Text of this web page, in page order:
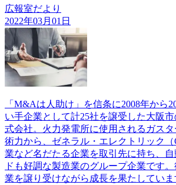
広報室だより
2022年03月01日
「M&Aは人助け」を信条に2008年から
い手企業として計25社を譲受した大阪
式会社。火力発電所に使用されるガス
術力から、ゼネラル・エレクトリック
業など名だたる企業を取引先に持ち、
ドも好調な製造業のグループ企業です
業を譲り受けながら成長を果たしてい